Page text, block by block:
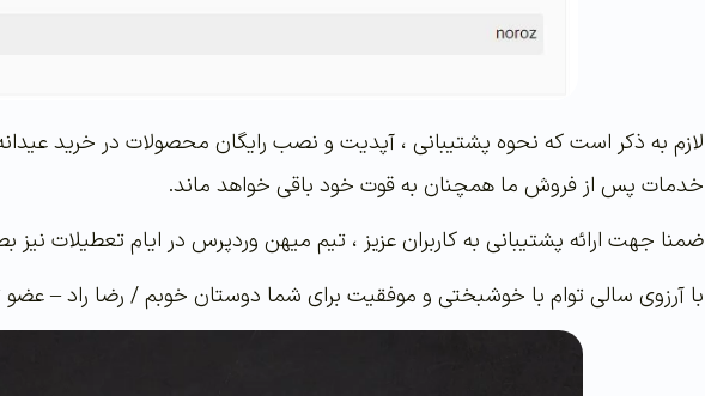
لازم به ذکر است که نحوه پشتیبانی ، آپدیت و نصب رایگان محصولات در خرید
خدمات پس از فروش ما همچنان به قوت خود باقی خواهد ماند.
ضمنا جهت ارائه پشتیبانی به کاربران عزیز ، تیم میهن وردپرس در ایام تعطیلات نیز بصورت 24 ساعته پاسخگوی شما دوستان
با آرزوی سالی توام با خوشبختی و موفقیت برای شما دوستان خوبم / رضا راد –